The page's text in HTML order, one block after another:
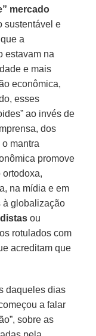
mercado
sustentável e
a
estavam na
e mais
econômica,
esses
ao invés de
dos
mantra
promove
ortodoxa,
na mídia e em
à globalização
ou
rotulados com
acreditam que
daqueles dias
a falar
sobre as